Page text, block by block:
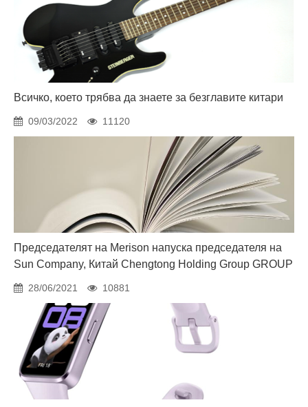
Всичко, което трябва да знаете за безглавите китари
09/03/2022 11120
Председателят на Merison напуска председателя на
Sun Company, Китай Chengtong Holding Group GROUP
28/06/2021 10881